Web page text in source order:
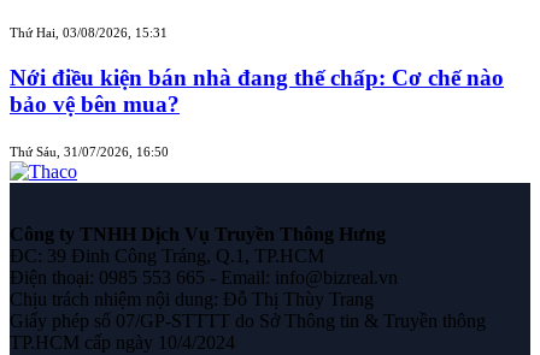
Thứ Hai, 03/08/2026, 15:31
Nới điều kiện bán nhà đang thế chấp: Cơ chế nào
bảo vệ bên mua?
Thứ Sáu, 31/07/2026, 16:50
Công ty TNHH Dịch Vụ Truyền Thông Hưng
ĐC: 39 Đinh Công Tráng, Q.1, TP.HCM
Điện thoại: 0985 553 665 - Email: info@bizreal.vn
Chịu trách nhiệm nội dung: Đỗ Thị Thùy Trang
Giấy phép số 07/GP-STTTT do Sở Thông tin & Truyền thông
TP.HCM cấp ngày 10/4/2024